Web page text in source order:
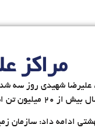
مراکز
علیرضا شهیدی روز سه
برای عملکرد خوب داریم.
ادامه داد: سازمان